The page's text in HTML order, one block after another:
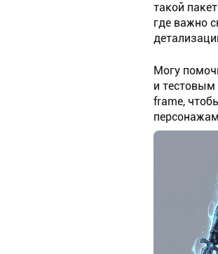
такой
где важно
Могу
и
frame,